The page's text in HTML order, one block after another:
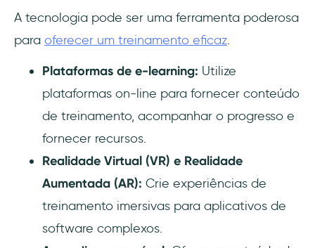
A tecnologia pode ser uma ferramenta poderosa
para oferecer um treinamento eficaz.
Plataformas de e-learning: Utilize
plataformas on-line para fornecer conteúdo
de treinamento, acompanhar o progresso e
fornecer recursos.
Realidade Virtual (VR) e Realidade
Aumentada (AR): Crie experiências de
treinamento imersivas para aplicativos de
software complexos.